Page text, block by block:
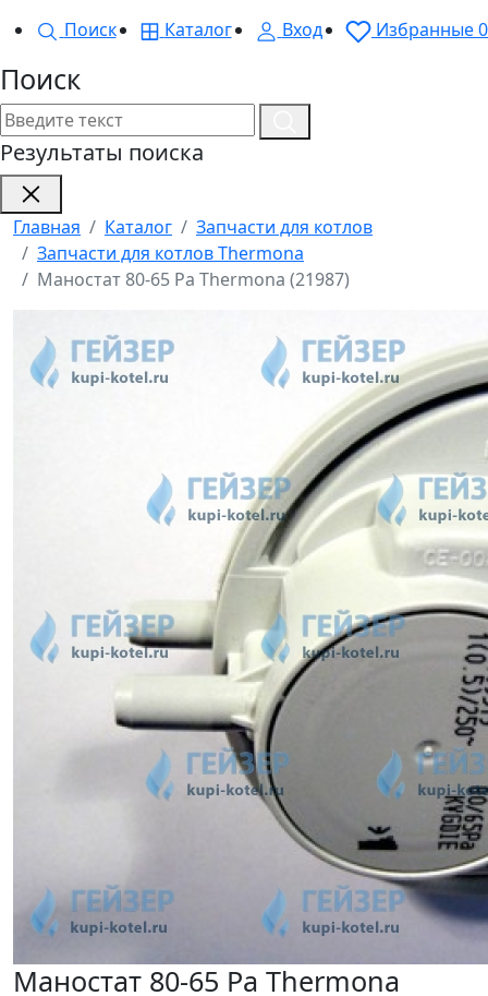
Поиск
Каталог Вход Избранные0
Поиск
Результаты поиска
Главная Каталог
Запчасти для котлов
Запчасти для котлов Thermona
Маностат 80-65 Pa Thermona (21987)
Маностат 80-65 Pa Thermona